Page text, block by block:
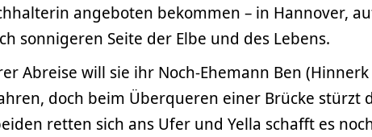
angeboten bekommen – in Hannover,
sonnigeren Seite der Elbe und des Lebens.
Abreise will sie ihr Noch-Ehemann Ben
doch beim Überqueren einer Brücke stürzt
retten sich ans Ufer und Yella schafft es